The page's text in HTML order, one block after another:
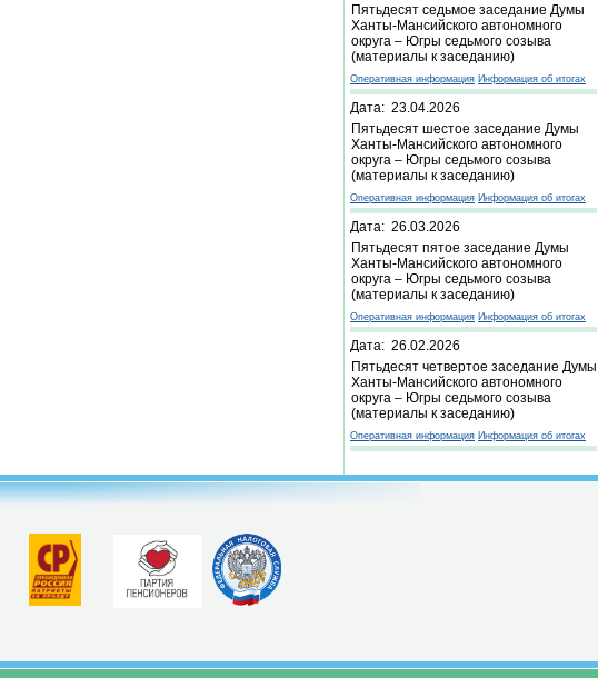
Пятьдесят седьмое заседание Думы
Ханты-Мансийского автономного
округа – Югры седьмого созыва
(материалы к заседанию)
Оперативная информация Информация об итогах
Дата: 23.04.2026
Пятьдесят шестое заседание Думы
Ханты-Мансийского автономного
округа – Югры седьмого созыва
(материалы к заседанию)
Оперативная информация Информация об итогах
Дата: 26.03.2026
Пятьдесят пятое заседание Думы
Ханты-Мансийского автономного
округа – Югры седьмого созыва
(материалы к заседанию)
Оперативная информация Информация об итогах
Дата: 26.02.2026
Пятьдесят четвертое заседание Думы
Ханты-Мансийского автономного
округа – Югры седьмого созыва
(материалы к заседанию)
Оперативная информация Информация об итогах